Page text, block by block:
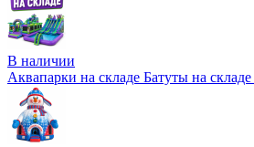
В наличии
Аквапарки на складе Батуты на складе